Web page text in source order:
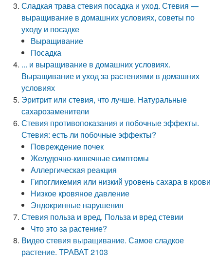
Сладкая трава стевия посадка и уход. Стевия —
выращивание в домашних условиях, советы по
уходу и посадке
Выращивание
Посадка
... и выращивание в домашних условиях.
Выращивание и уход за растениями в домашних
условиях
Эритрит или стевия, что лучше. Натуральные
сахарозаменители
Стевия противопоказания и побочные эффекты.
Стевия: есть ли побочные эффекты?
Повреждение почек
Желудочно-кишечные симптомы
Аллергическая реакция
Гипогликемия или низкий уровень сахара в крови
Низкое кровяное давление
Эндокринные нарушения
Стевия польза и вред. Польза и вред стевии
Что это за растение?
Видео стевия выращивание. Самое сладкое
растение. ТРАВАТ 2103